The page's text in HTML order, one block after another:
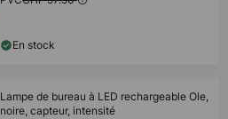
En stock
Lampe de bureau à LED rechargeable Ole,
noire, capteur, intensité